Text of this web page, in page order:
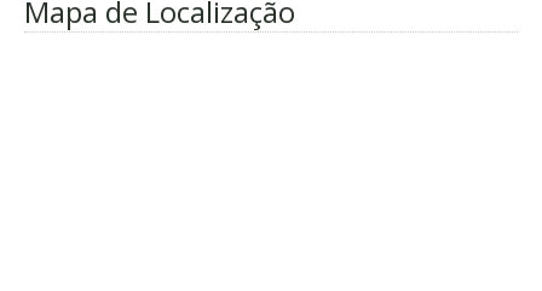
Mapa de Localização